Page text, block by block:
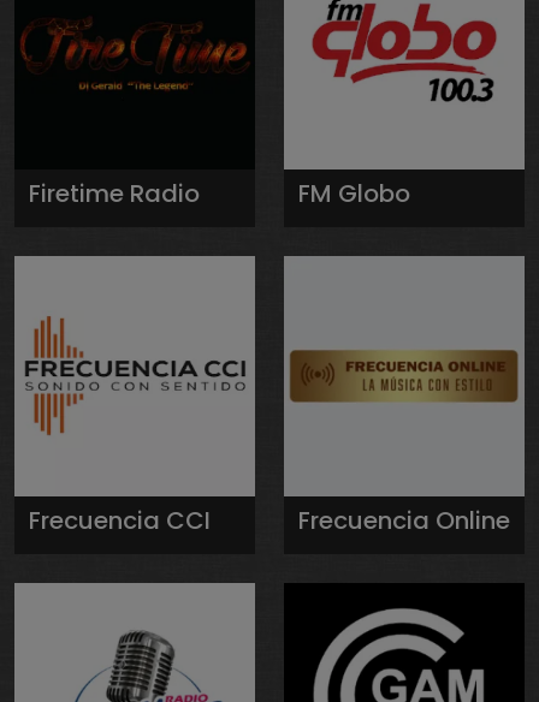
Firetime Radio FM Globo
Frecuencia CCI Frecuencia Online